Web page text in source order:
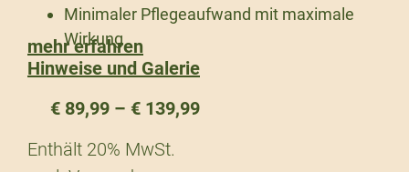
Minimaler Pflegeaufwand mit maximale
Wirkung
mehr erfahren
Hinweise und Galerie
€ 89,99 – € 139,99
Enthält 20% MwSt.